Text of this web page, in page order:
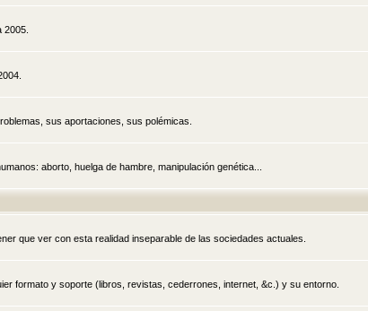
sus aportaciones, sus polémicas.
aborto, huelga de hambre, manipulación genética...
que ver con esta realidad inseparable de las sociedades actuales.
formato y soporte (libros, revistas, cederrones, internet, &c.) y su entorno.